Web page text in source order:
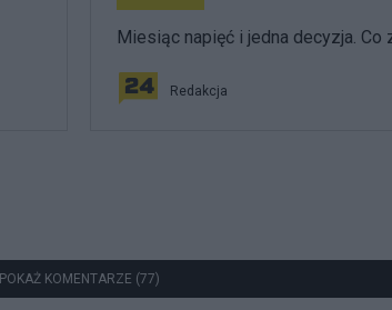
Miesiąc napięć i jedna decyzja. Co
Redakcja
POKAŻ KOMENTARZE (77)